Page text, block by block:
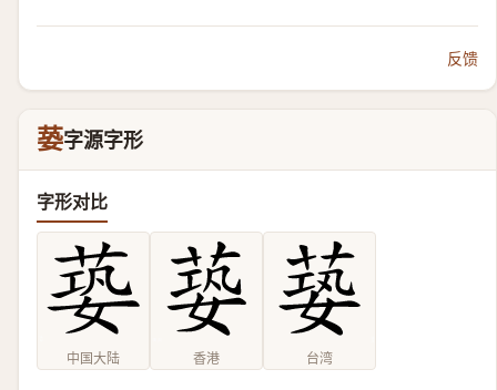
反馈
蒆字源字形
字形对比
中国大陆 香港 台湾